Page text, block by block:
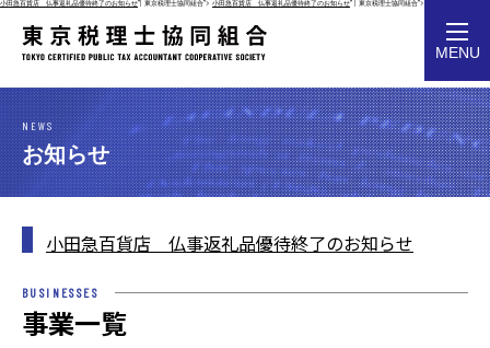
小田急百貨店 仏事返礼品優待終了のお知らせ"| 東京税理士協同組合"> 小田急百貨店 仏事返礼品優待終了のお知らせ" | 東京税理士協同組合">
MENU
NEWS
お知らせ
小田急百貨店 仏事返礼品優待終了のお知らせ
BUSINESSES
事業一覧